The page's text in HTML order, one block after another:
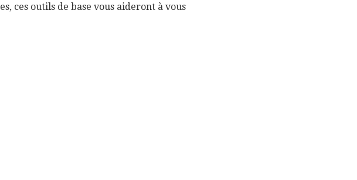
ces outils de base vous aideront à vous